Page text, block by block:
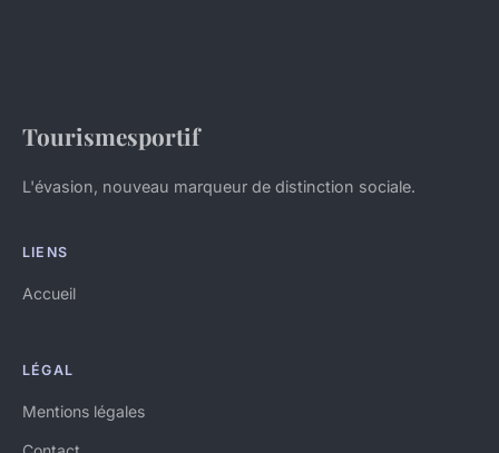
Tourismesportif
L'évasion, nouveau marqueur de distinction sociale.
LIENS
Accueil
LÉGAL
Mentions légales